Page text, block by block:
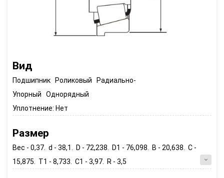
Вид
Подшипник Роликовый Радиально-
Упорный Однорядный
Уплотнение: Нет
Размер
Вес - 0,37. d - 38,1. D - 72,238. D1 - 76,098. B - 20,638. C -
15,875. T1 - 8,733. C1 - 3,97. R - 3,5